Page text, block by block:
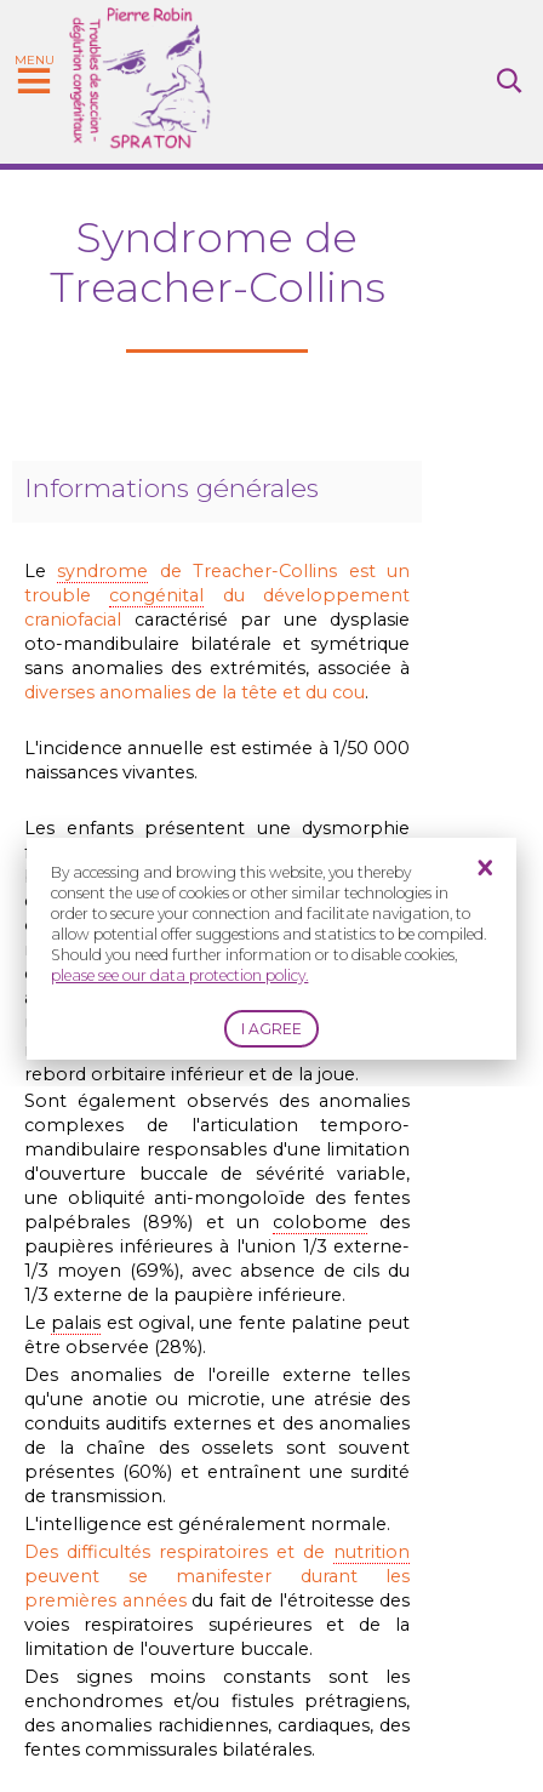
By accessing and browing this website, you thereby
consent the use of cookies or other similar technologies in
order to secure your connection and facilitate navigation, to
allow potential offer suggestions and statistics to be compiled.
Should you need further information or to disable cookies,
please see our data protection policy.
MENU
Syndrome de
Treacher-Collins
Informations générales
Lesyndrome de Treacher-Collins est un
trouble congénital du développement
craniofacial caractérisé par une dysplasie
oto-mandibulaire bilatérale et symétrique
sans anomalies des extrémités, associée à
diverses anomalies de la tête et du cou.
L'incidence annuelle est estimée à 1/50 000
naissances vivantes.
Les enfants présentent une dysmorphie
faciale caractéristique avec une hypoplasie
bilatérale et symétrique des os malaires et
de la margelle infra-orbitaire (80% des cas)
ou de lamandibule (78%) (rétrognathie,
rétrogénie) qui entraîne une malocclusion
dentaire, caractérisée par une béance
antérieure.
Une hypoplasie prédominante des tissus
mous est observée au niveau du malaire, du
rebord orbitaire inférieur et de la joue.
Sont également observés des anomalies
complexes de l'articulation temporo-
mandibulaire responsables d'une limitation
d'ouverture buccale de sévérité variable,
une obliquité anti-mongoloïde des fentes
palpébrales (89%) et un colobome des
paupières inférieures à l'union 1/3 externe-
1/3 moyen (69%), avec absence de cils du
1/3 externe de la paupière inférieure.
Le palais est ogival, une fente palatine peut
être observée (28%).
Des anomalies de l'oreille externe telles
qu'une anotie ou microtie, une atrésie des
conduits auditifs externes et des anomalies
de la chaîne des osselets sont souvent
présentes (60%) et entraînent une surdité
de transmission.
L'intelligence est généralement normale.
Des difficultés respiratoires et de nutrition
peuvent se manifester durant les
premières annéesdu fait de l'étroitesse des
voies respiratoires supérieures et de la
limitation de l'ouverture buccale.
Des signes moins constants sont les
enchondromes et/ou fistules prétragiens,
des anomalies rachidiennes, cardiaques, des
fentes commissurales bilatérales.